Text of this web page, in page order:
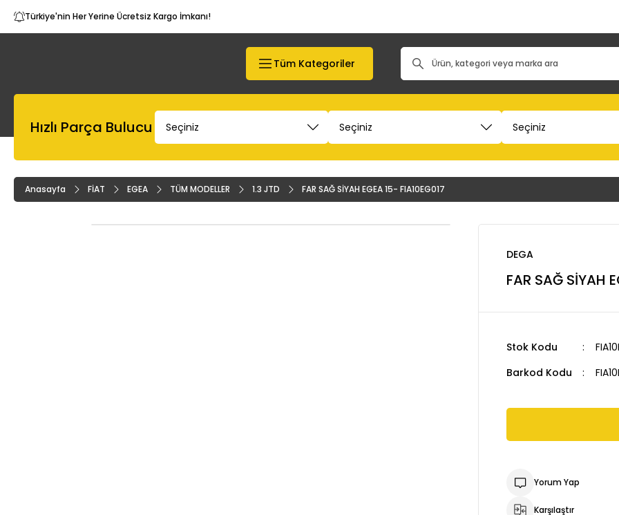
Türkiye'nin Her Yerine Ücretsiz Kargo İmkanı!
Tüm Kategoriler
Hızlı Parça Bulucu
Anasayfa FİAT EGEA TÜM MODELLER 1.3 JTD FAR SAĞ SİYAH EGEA 15- FIA10EG017
DEGA
FAR SAĞ SİYAH
Stok Kodu
Barkod Kodu
Yorum Yap
Karşılaştır